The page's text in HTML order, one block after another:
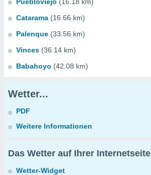
Catarama (16.66 km)
Palenque (33.56 km)
Vinces (36.14 km)
Babahoyo (42.08 km)
Wetter...
PDF
Weitere Informationen
Das Wetter auf Ihrer Internetseite
Wetter-Widget